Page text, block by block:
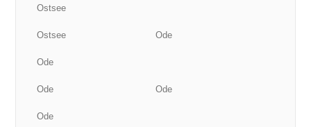
Ostsee
Ostsee Ode
Ode
Ode Ode
Ode